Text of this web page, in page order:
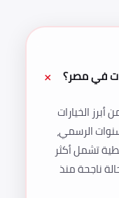
في مصر؟
الخيارات
المصري بفضل ضمان 5 سنوات الرسمي،
تشمل أكثر
محافظة، وسجل تجاوز 5000 حالة ناجحة منذ